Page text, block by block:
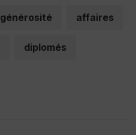
générosité affaires
diplomés